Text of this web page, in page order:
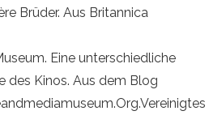
Brüder. Aus Britannica
Eine unterschiedliche
des Kinos. Aus dem Blog